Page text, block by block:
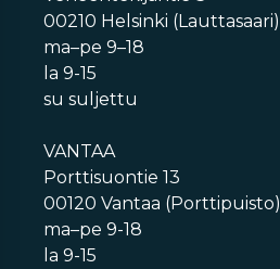
00210 Helsinki (Lauttasaari)
ma–pe 9–18
la 9-15
su suljettu
VANTAA
Porttisuontie 13
00120 Vantaa (Porttipuisto)
ma–pe 9-18
la 9-15